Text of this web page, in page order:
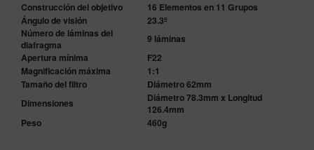
Construcción del objetivo
16 Elementos en 11 Grupos
Ángulo de visión
23.3º
Número de láminas del
diafragma
9 láminas
Apertura mínima
F22
Magnificación máxima
1:1
Tamaño del filtro
Diámetro 62mm
Dimensiones
Diámetro 78.3mm x Longitud
126.4mm
Peso
460g